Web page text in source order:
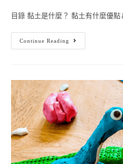
目錄 黏土是什麼？ 黏土有什麼優
Continue Reading